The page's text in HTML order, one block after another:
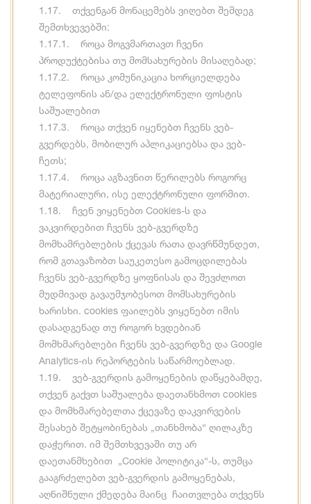
1.17. თქვენგან მონაცემებს ვიღებთ შემდეგ
შემთხვევებში:
1.17.1. როცა მოგვმართავთ ჩვენი
პროდუქტებისა თუ მომსახურების მისაღებად;
1.17.2. როცა კომუნიკაცია ხორციელდება
ტელეფონის ან/და ელექტრონული ფოსტის
საშუალებით
1.17.3. როცა თქვენ იყენებთ ჩვენს ვებ-
გვერდებს, მობილურ აპლიკაციებსა და ვებ-
ჩეთს;
1.17.4. როცა აგზავნით წერილებს როგორც
მატერიალური, ისე ელექტრონული ფორმით.
1.18. ჩვენ ვიყენებთ Cookies-ს და
ვაკვირდებით ჩვენს ვებ-გვერდზე
მომხამრებლების ქცევას რათა დავრწმუნდეთ,
რომ გთავაზობთ საუკეთესო გამოცდილებას
ჩვენს ვებ-გვერდზე ყოფნისას და შევძლოთ
მუდმივად გავაუმჯობესოთ მომსახურების
ხარისხი. cookies ფაილებს ვიყენებთ იმის
დასადგენად თუ როგორ ხვდებიან
მომხმარებლები ჩვენს ვებ-გვერდზე და Google
Analytics-ის რეპორტების საწარმოებლად.
1.19. ვებ-გვერდის გამოყენების დაწყებამდე,
თქვენ გაქვთ საშუალება დაეთანხმოთ cookies
და მომხმარებელთა ქცევაზე დაკვირვების
შესახებ შეტყობინებას „თანხმობა“ ღილაკზე
დაჭერით. იმ შემთხვევაში თუ არ
დაეთანმხებით „Cookie პოლიტიკა“-ს, თუმცა
გააგრძელებთ ვებ-გვერდის გამოყენებას,
აღნიშნული ქმედება მაინც ჩაითვლება თქვენს